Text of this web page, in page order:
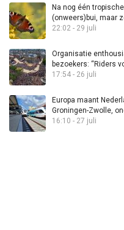
Na nog één
(onweers)bui, maar
22:02 - 29 juli
Organisatie
bezoekers: “Riders
17:54 - 26 juli
Europa maant
Groningen-Zwolle,
16:10 - 27 juli